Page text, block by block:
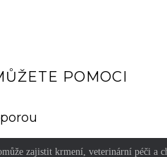
POMOCI